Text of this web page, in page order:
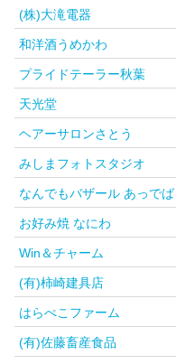
(株)大滝電器
和洋酒うめかわ
プライドテーラー秋葉
天光堂
ヘアーサロンさとう
みしまフォトスタジオ
なんでもバザール あっでば
お好み焼 なにわ
Win＆チャーム
(有)柿崎建具店
はらぺこファーム
(有)佐藤畜産食品